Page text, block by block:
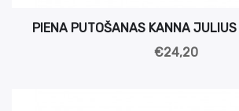
PIENA PUTOŠANAS KANNA
€24,20